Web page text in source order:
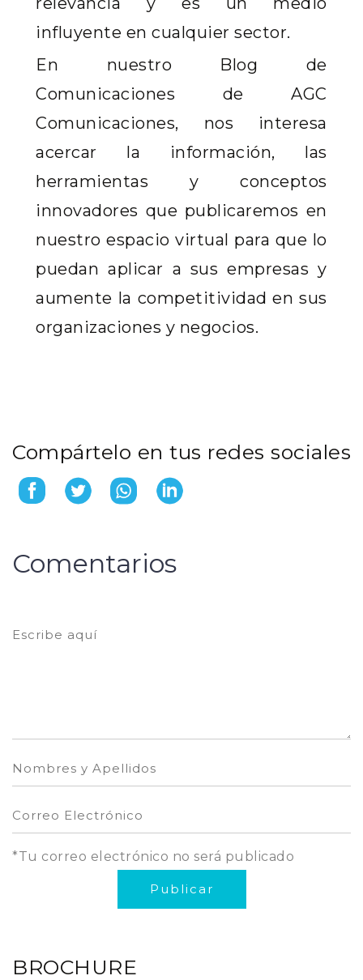
influyente en cualquier sector.
En nuestro Blog de
Comunicaciones de AGC
Comunicaciones, nos interesa
acercar la información, las
herramientas y conceptos
innovadores que publicaremos en
nuestro espacio virtual para que lo
puedan aplicar a sus empresas y
aumente la competitividad en sus
organizaciones y negocios.
Compártelo en tus redes sociales
Comentarios
*Tu correo electrónico no será publicado
BROCHURE